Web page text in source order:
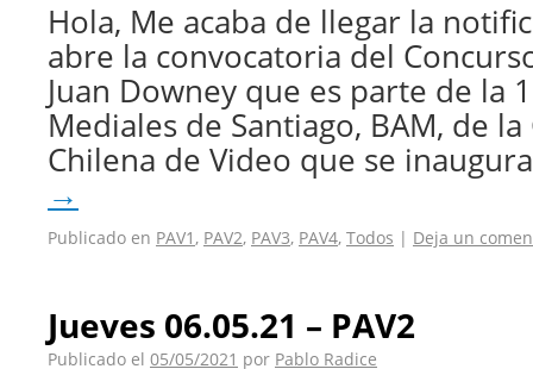
Hola, Me acaba de llegar la
abre la convocatoria del
Juan Downey que es parte de la
Mediales de Santiago, BAM, de
Chilena de Video que se
→
Publicado en PAV1 , PAV2, PAV3, PAV4, Todos | Deja un
Jueves 06.05.21 – PAV2
Publicado el 05/05/2021 por Pablo Radice